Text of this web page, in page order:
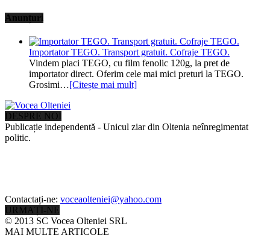
Anunțuri
Importator TEGO. Transport gratuit. Cofraje TEGO.
Vindem placi TEGO, cu film fenolic 120g, la pret de
importator direct. Oferim cele mai mici preturi la TEGO.
Grosimi…[Citește mai mult]
DESPRE NOI
Publicație independentă - Unicul ziar din Oltenia neînregimentat
politic.
Contactați-ne: voceaolteniei@yahoo.com
URMAȚI-NE
© 2013 SC Vocea Olteniei SRL
MAI MULTE ARTICOLE